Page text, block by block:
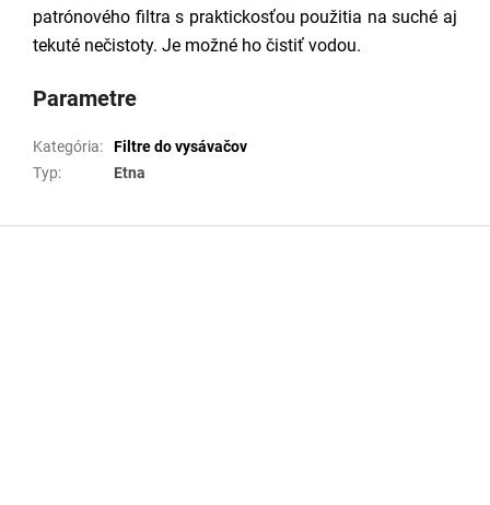
patrónového filtra s praktickosťou použitia na suché aj
tekuté nečistoty. Je možné ho čistiť vodou.
Parametre
Kategória:
Filtre do vysávačov
Typ: Etna